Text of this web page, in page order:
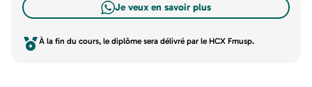
Je veux en savoir plus
À la fin du cours, le diplôme sera délivré par le HCX Fmusp.